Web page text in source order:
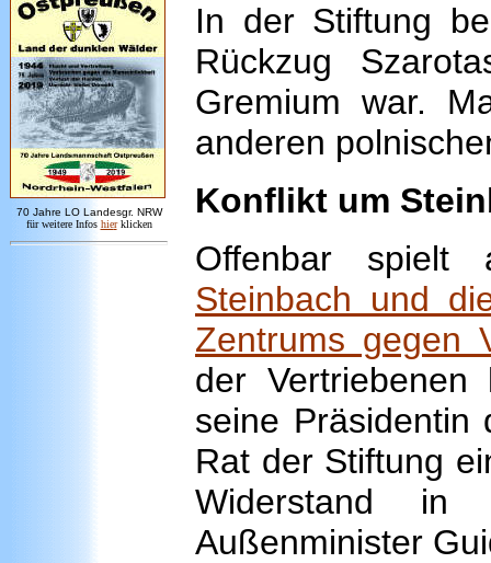
70 Jahre LO Landesgr. NRW
für weitere Infos hier klicken
In der Stiftung
Rückzug
Gremium war.
anderen
Konflikt um
Offenbar
Steinbach und
Zentrums gegen
der
seine Präsidentin
Rat der Stiftung
Widerstand
Außenminister